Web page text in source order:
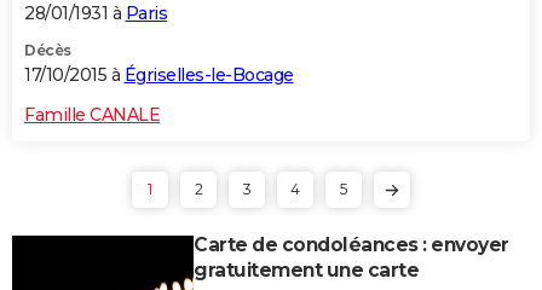
28/01/1931 à Paris
Décès
17/10/2015 à Égriselles-le-Bocage
Famille CANALE
1 2 3 4 5
Carte de condoléances : envoyer
gratuitement une carte